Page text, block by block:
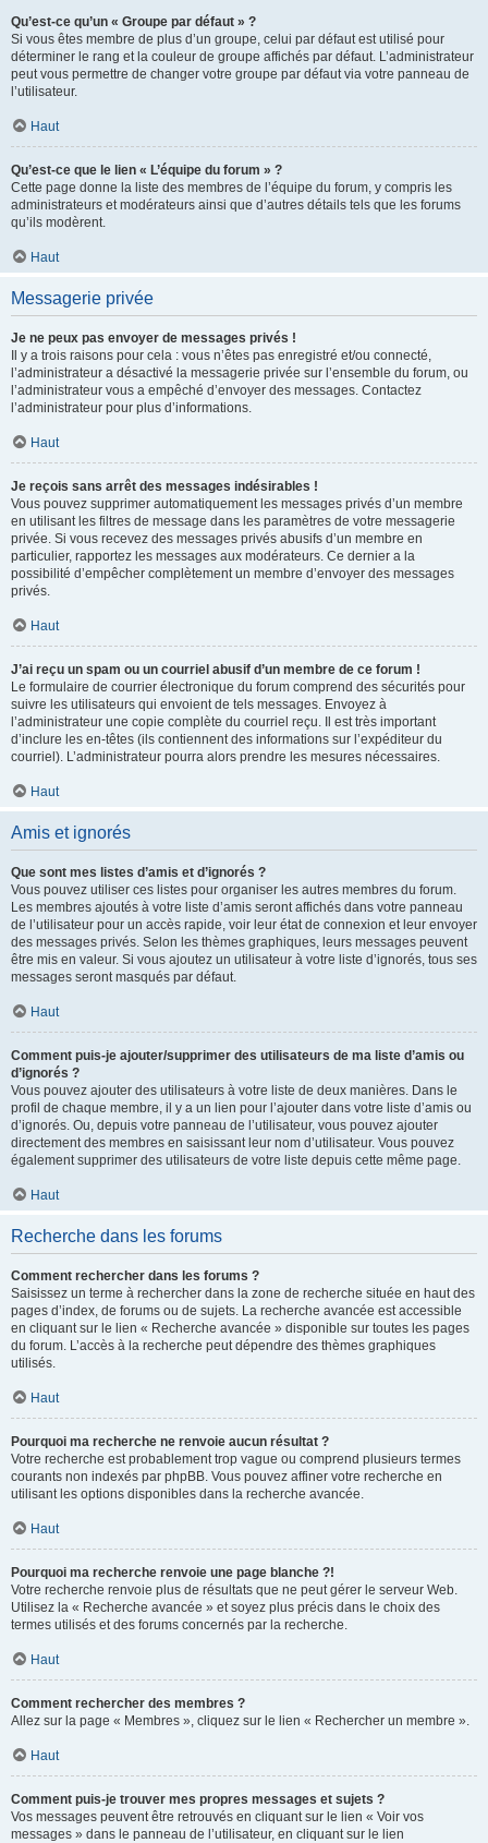
Qu’est-ce qu’un « Groupe par défaut » ?
Si vous êtes membre de plus d’un groupe, celui par défaut est utilisé pour
déterminer le rang et la couleur de groupe affichés par défaut. L’administrateur
peut vous permettre de changer votre groupe par défaut via votre panneau de
l’utilisateur.
Haut
Qu’est-ce que le lien « L’équipe du forum » ?
Cette page donne la liste des membres de l’équipe du forum, y compris les
administrateurs et modérateurs ainsi que d’autres détails tels que les forums
qu’ils modèrent.
Haut
Messagerie privée
Je ne peux pas envoyer de messages privés !
Il y a trois raisons pour cela : vous n’êtes pas enregistré et/ou connecté,
l’administrateur a désactivé la messagerie privée sur l’ensemble du forum, ou
l’administrateur vous a empêché d’envoyer des messages. Contactez
l’administrateur pour plus d’informations.
Haut
Je reçois sans arrêt des messages indésirables !
Vous pouvez supprimer automatiquement les messages privés d’un membre
en utilisant les filtres de message dans les paramètres de votre messagerie
privée. Si vous recevez des messages privés abusifs d’un membre en
particulier, rapportez les messages aux modérateurs. Ce dernier a la
possibilité d’empêcher complètement un membre d’envoyer des messages
privés.
Haut
J’ai reçu un spam ou un courriel abusif d’un membre de ce forum !
Le formulaire de courrier électronique du forum comprend des sécurités pour
suivre les utilisateurs qui envoient de tels messages. Envoyez à
l’administrateur une copie complète du courriel reçu. Il est très important
d’inclure les en-têtes (ils contiennent des informations sur l’expéditeur du
courriel). L’administrateur pourra alors prendre les mesures nécessaires.
Haut
Amis et ignorés
Que sont mes listes d’amis et d’ignorés ?
Vous pouvez utiliser ces listes pour organiser les autres membres du forum.
Les membres ajoutés à votre liste d’amis seront affichés dans votre panneau
de l’utilisateur pour un accès rapide, voir leur état de connexion et leur envoyer
des messages privés. Selon les thèmes graphiques, leurs messages peuvent
être mis en valeur. Si vous ajoutez un utilisateur à votre liste d’ignorés, tous ses
messages seront masqués par défaut.
Haut
Comment puis-je ajouter/supprimer des utilisateurs de ma liste d’amis ou
d’ignorés ?
Vous pouvez ajouter des utilisateurs à votre liste de deux manières. Dans le
profil de chaque membre, il y a un lien pour l’ajouter dans votre liste d’amis ou
d’ignorés. Ou, depuis votre panneau de l’utilisateur, vous pouvez ajouter
directement des membres en saisissant leur nom d’utilisateur. Vous pouvez
également supprimer des utilisateurs de votre liste depuis cette même page.
Haut
Recherche dans les forums
Comment rechercher dans les forums ?
Saisissez un terme à rechercher dans la zone de recherche située en haut des
pages d’index, de forums ou de sujets. La recherche avancée est accessible
en cliquant sur le lien « Recherche avancée » disponible sur toutes les pages
du forum. L’accès à la recherche peut dépendre des thèmes graphiques
utilisés.
Haut
Pourquoi ma recherche ne renvoie aucun résultat ?
Votre recherche est probablement trop vague ou comprend plusieurs termes
courants non indexés par phpBB. Vous pouvez affiner votre recherche en
utilisant les options disponibles dans la recherche avancée.
Haut
Pourquoi ma recherche renvoie une page blanche ?!
Votre recherche renvoie plus de résultats que ne peut gérer le serveur Web.
Utilisez la « Recherche avancée » et soyez plus précis dans le choix des
termes utilisés et des forums concernés par la recherche.
Haut
Comment rechercher des membres ?
Allez sur la page « Membres », cliquez sur le lien « Rechercher un membre ».
Haut
Comment puis-je trouver mes propres messages et sujets ?
Vos messages peuvent être retrouvés en cliquant sur le lien « Voir vos
messages » dans le panneau de l’utilisateur, en cliquant sur le lien